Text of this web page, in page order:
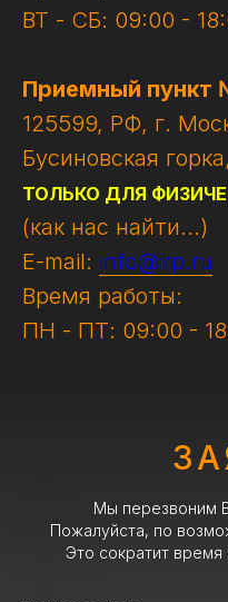
ВТ - СБ: 09:00 -
Приемный пункт
125599, РФ, г.
Бусиновская
ТОЛЬКО ДЛЯ
(как нас найти...)
E-mail: info@irp.ru
Время работы:
ПН - ПТ: 09:00 -
Мы перезвоним
Пожалуйста, по
Это сократит время